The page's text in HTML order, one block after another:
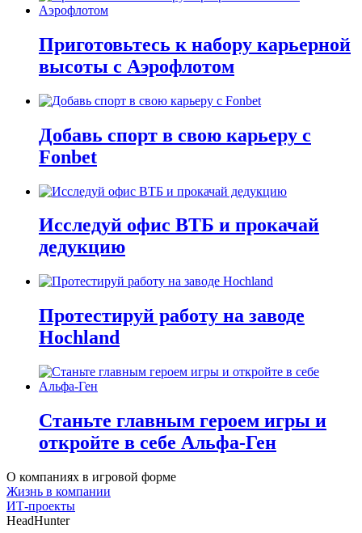
Приготовьтесь к набору карьерной
высоты с Аэрофлотом
Добавь спорт в свою карьеру с
Fonbet
Исследуй офис ВТБ и прокачай
дедукцию
Протестируй работу на заводе
Hochland
Станьте главным героем игры и
откройте в себе Альфа-Ген
О компаниях в игровой форме
Жизнь в компании
ИТ-проекты
HeadHunter